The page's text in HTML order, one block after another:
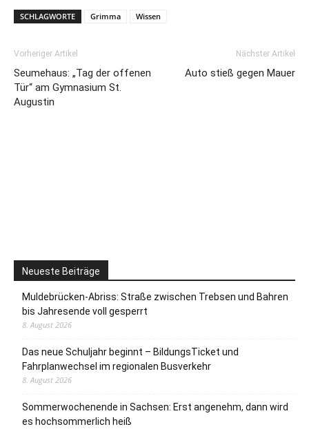
SCHLAGWORTE Grimma Wissen
Vorheriger Artikel
Seumehaus: „Tag der offenen
Tür“ am Gymnasium St.
Augustin
Nächster Artikel
Auto stieß gegen Mauer
Neueste Beiträge
Muldebrücken-Abriss: Straße zwischen Trebsen und Bahren
bis Jahresende voll gesperrt
8. August 2026
Das neue Schuljahr beginnt – BildungsTicket und
Fahrplanwechsel im regionalen Busverkehr
8. August 2026
Sommerwochenende in Sachsen: Erst angenehm, dann wird
es hochsommerlich heiß